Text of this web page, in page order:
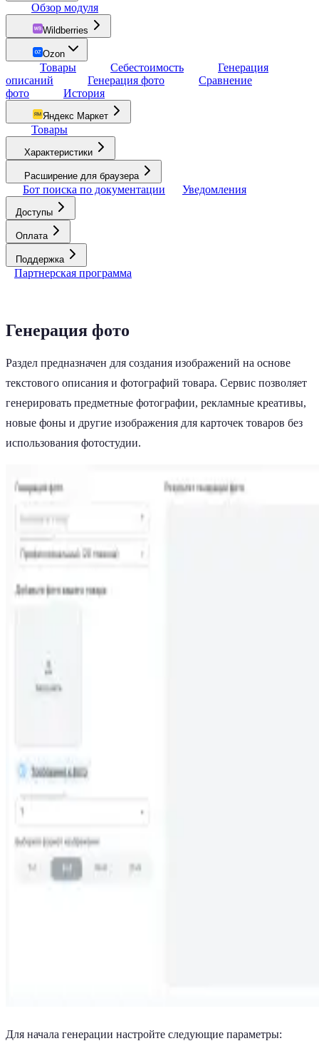
Обзор модуля
Wildberries
Ozon
Товары Себестоимость
Генерация
описаний
Генерация фото
Сравнение
фото
История
Яндекс Маркет
Товары
Характеристики
Расширение для браузера
Бот поиска по документации Уведомления
Доступы
Оплата
Поддержка
Партнерская программа
Генерация фото
Раздел предназначен для создания изображений на основе
текстового описания и фотографий товара. Сервис позволяет
генерировать предметные фотографии, рекламные креативы,
новые фоны и другие изображения для карточек товаров без
использования фотостудии.
Для начала генерации настройте следующие параметры: